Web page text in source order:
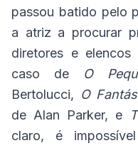
passou batido pelo
a atriz a procurar
diretores e
caso de O
Bertolucci, O
de Alan Parker, e
claro, é